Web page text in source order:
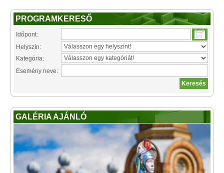
PROGRAMKERESŐ
Időpont:
Helyszín:
Kategória:
Esemény neve:
GALÉRIA AJÁNLÓ